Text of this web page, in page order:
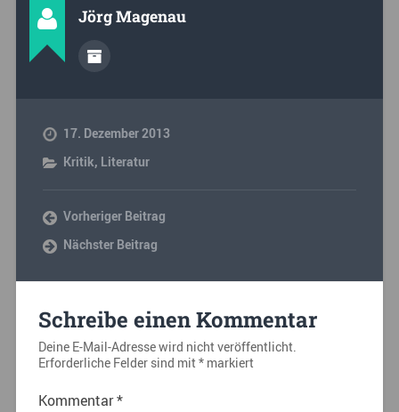
Jörg Magenau
17. Dezember 2013
Kritik, Literatur
Vorheriger Beitrag
Nächster Beitrag
Schreibe einen Kommentar
Deine E-Mail-Adresse wird nicht veröffentlicht.
Erforderliche Felder sind mit*markiert
Kommentar*